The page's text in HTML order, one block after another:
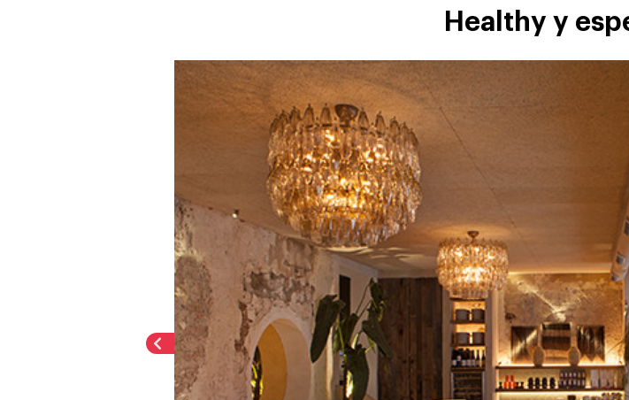
Healthy y